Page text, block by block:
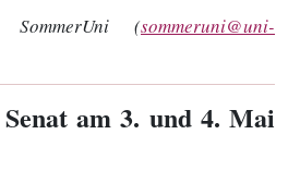
(sommeruni@uni-
am 3. und 4. Mai